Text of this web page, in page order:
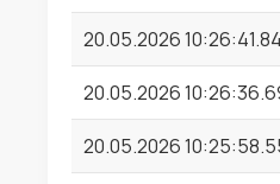
20.05.2026
20.05.2026
20.05.2026